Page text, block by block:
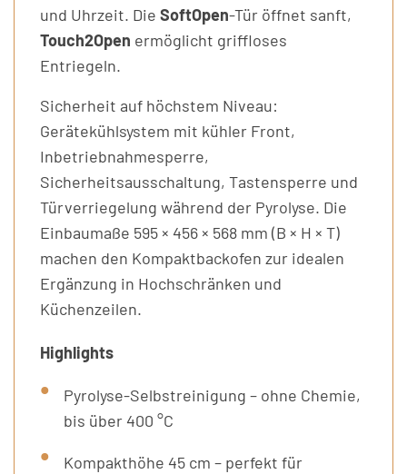
und Uhrzeit. Die SoftOpen-Tür öffnet sanft,
Touch2Open ermöglicht griffloses
Entriegeln.
Sicherheit auf höchstem Niveau:
Gerätekühlsystem mit kühler Front,
Inbetriebnahmesperre,
Sicherheitsausschaltung, Tastensperre und
Türverriegelung während der Pyrolyse. Die
Einbaumaße 595 × 456 × 568 mm (B × H × T)
machen den Kompaktbackofen zur idealen
Ergänzung in Hochschränken und
Küchenzeilen.
Highlights
Pyrolyse-Selbstreinigung – ohne Chemie,
bis über 400 °C
Kompakthöhe 45 cm – perfekt für